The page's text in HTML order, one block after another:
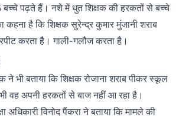
पढ़ते हैं। नशे में धुत शिक्षक की हरकतों से बच्चे
कहना है कि शिक्षक सुरेन्द्र कुमार मुंजानी शराब
करता है। गाली-गलौज करता है।
भी बताया कि शिक्षक रोजाना शराब पीकर स्कूल
वह अपनी हरकतों से बाज नहीं आ रहा है।
अधिकारी विनोद पैंकरा ने बताया कि मामले की